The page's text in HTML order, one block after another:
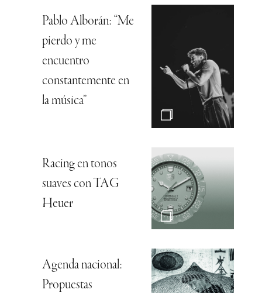
Pablo Alborán: “Me
pierdo y me
encuentro
constantemente en
la música”
Racing en tonos
suaves con TAG
Heuer
Agenda nacional:
Propuestas